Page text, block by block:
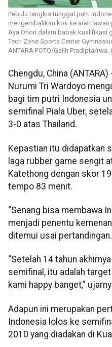
Pebulu tangkis tunggal putri
mengembalikan kok ke arah
Aya Ohori dalam babak kualifikasi
Tech Zone Sports Center
ANTARA FOTO/Galih Pradipta/rwa.
Chengdu, China
Nurumi Tri Wardoyo
bagi tim putri Indonesia
semifinal Piala Uber,
3-0 atas Thailand.
Kepastian itu didapatkan
laga rubber game sengit
Katethong dengan skor
tempo 83 menit.
“Senang bisa membawa
menjadi penentu
ditemui usai pertandingan.
“Setelah 14 tahun
semifinal, itu adalah
kami happy banget,”
Adapun ini merupakan
Indonesia lolos ke
2010 yang diadakan di